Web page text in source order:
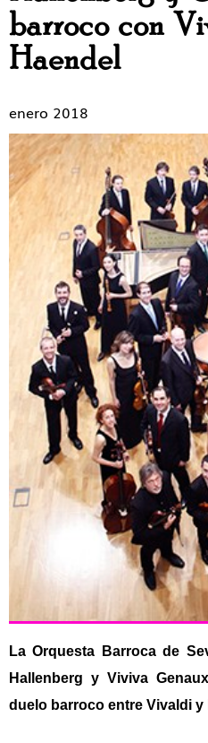
barroco con
Haendel
enero 2018
La Orquesta Barroca de
Hallenberg y Viviva
duelo barroco entre Vivaldi y